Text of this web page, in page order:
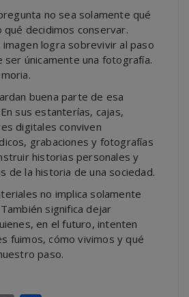
no sea solamente qué
decidimos conservar.
imagen logra sobrevivir al paso
ser únicamente una fotografía.
buena parte de esa
sus estanterías, cajas,
digitales conviven
grabaciones y fotografías
historias personales y
de la historia de una sociedad.
no implica solamente
significa dejar
en el futuro, intenten
fuimos, cómo vivimos y qué
paso.